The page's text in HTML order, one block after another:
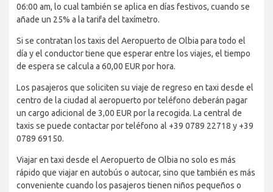
06:00 am, lo cual también se aplica en días festivos, cuando se
añade un 25% a la tarifa del taxímetro.
Si se contratan los taxis del Aeropuerto de Olbia para todo el
día y el conductor tiene que esperar entre los viajes, el tiempo
de espera se calcula a 60,00 EUR por hora.
Los pasajeros que soliciten su viaje de regreso en taxi desde el
centro de la ciudad al aeropuerto por teléfono deberán pagar
un cargo adicional de 3,00 EUR por la recogida. La central de
taxis se puede contactar por teléfono al +39 0789 22718 y +39
0789 69150.
Viajar en taxi desde el Aeropuerto de Olbia no solo es más
rápido que viajar en autobús o autocar, sino que también es más
conveniente cuando los pasajeros tienen niños pequeños o